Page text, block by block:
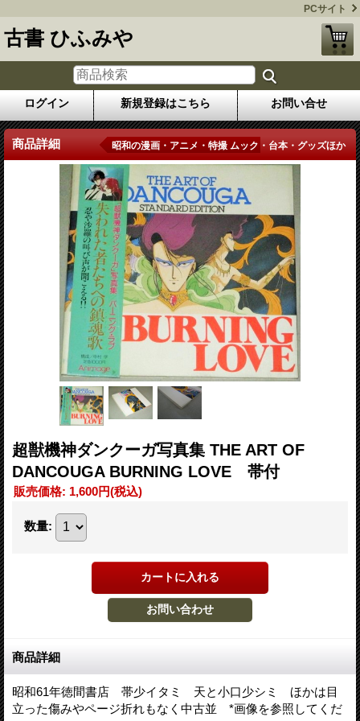
PCサイト
古書 ひふみや
ログイン 新規登録はこちら お問い合せ
商品詳細 昭和の漫画・アニメ・特撮 ムック・台本・グッズほか
超獣機神ダンクーガ写真集 THE ART OF
DANCOUGA BURNING LOVE 帯付
販売価格: 1,600円(税込)
数量:
商品詳細
昭和61年徳間書店 帯少イタミ 天と小口少シミ ほかは目
立った傷みやページ折れもなく中古並 *画像を参照してくだ